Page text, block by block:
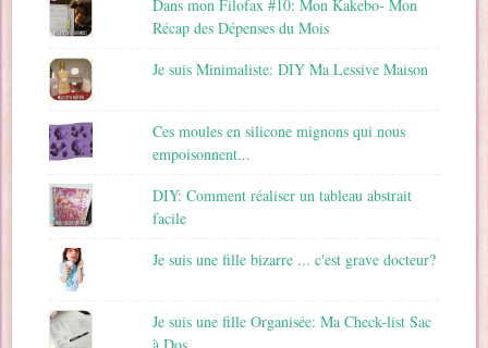
Dans mon Filofax #10: Mon Kakebo- Mon
Récap des Dépenses du Mois
Je suis Minimaliste: DIY Ma Lessive Maison
Ces moules en silicone mignons qui nous
empoisonnent...
DIY: Comment réaliser un tableau abstrait
facile
Je suis une fille bizarre ... c'est grave docteur?
Je suis une fille Organisée: Ma Check-list Sac